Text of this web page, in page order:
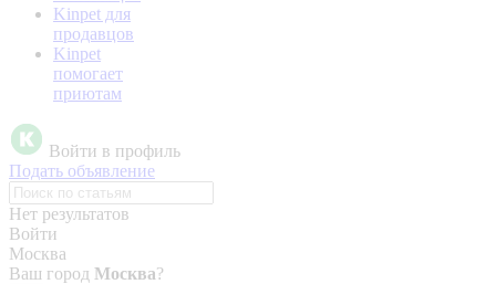
Kinpet для
продавцов
Kinpet
помогает
приютам
Войти в профиль
Подать объявление
Нет результатов
Войти
Москва
Ваш город Москва?